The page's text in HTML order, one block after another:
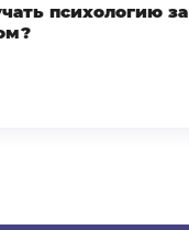
психологию за